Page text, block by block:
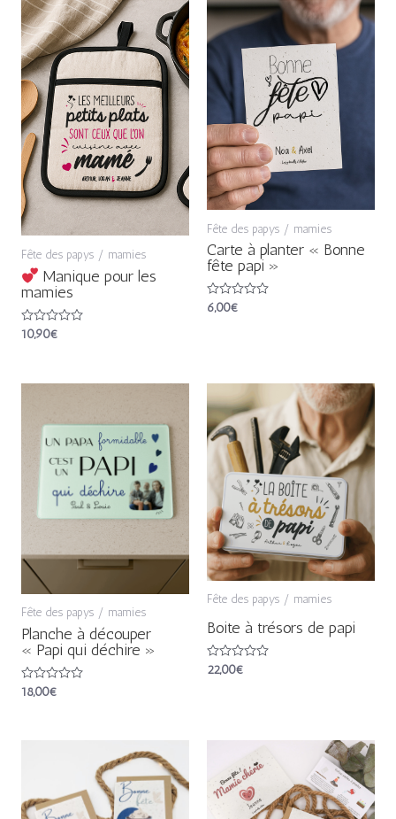
Fête des papys / mamies
Manique pour les
mamies
Note
10,90€
Fête des papys / mamies
Carte à planter « Bonne
fête papi »
Note
6,00€
Fête des papys / mamies
Planche à découper
« Papi qui déchire »
Note
18,00€
Fête des papys / mamies
Boite à trésors de papi
Note
22,00€